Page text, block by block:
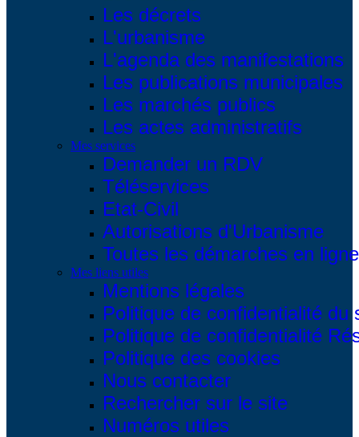
Les décrets
L'urbanisme
L'agenda des manifestations
Les publications municipales
Les marchés publics
Les actes administratifs
Mes services
Demander un RDV
Téléservices
Etat-Civil
Autorisations d'Urbanisme
Toutes les démarches en
Mes liens utiles
Mentions légales
Politique de confidentialité du
Politique de confidentialité
Politique des cookies
Nous contacter
Rechercher sur le site
Numéros utiles